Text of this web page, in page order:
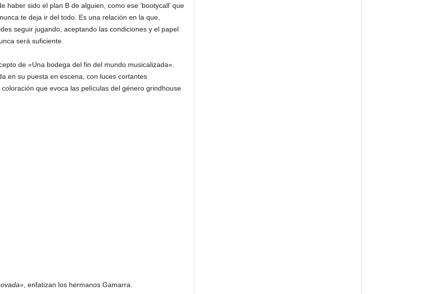
haber sido el plan B de alguien, como ese ‘bootycall’ que
te deja ir del todo. Es una relación en la que,
seguir jugando, aceptando las condiciones y el papel
será suficiente.
de «Una bodega del fin del mundo musicalizada».
en su puesta en escena, con luces cortantes
coloración que evoca las películas del género grindhouse
, enfatizan los hermanos Gamarra.